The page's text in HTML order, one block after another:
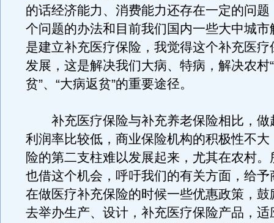
的话经济能力、消费能力还存在一定的问题
个问题的办法和目前我们国内一些大中城市
是建立补充医疗保险，我觉得这个补充医疗
发展，这是解决我们大病、特病，解决农村
贫”、“大病返贫”的重要途径。
补充医疗保险与补充养老保险相比，做
利润率比较低，商业保险机构的积极性不大
险的第二支柱难以发展起来，尤其在农村
也借这个机会，呼吁我们的有关方面，给予
在做医疗补充保险的时候一些优惠政策，鼓
去举办生产、设计，补充医疗保险产品，适